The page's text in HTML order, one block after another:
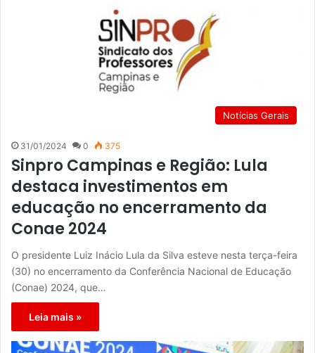
Notícias Gerais
31/01/2024 0 375
Sinpro Campinas e Região: Lula
destaca investimentos em
educação no encerramento da
Conae 2024
O presidente Luiz Inácio Lula da Silva esteve nesta terça-feira
(30) no encerramento da Conferência Nacional de Educação
(Conae) 2024, que…
Leia mais »